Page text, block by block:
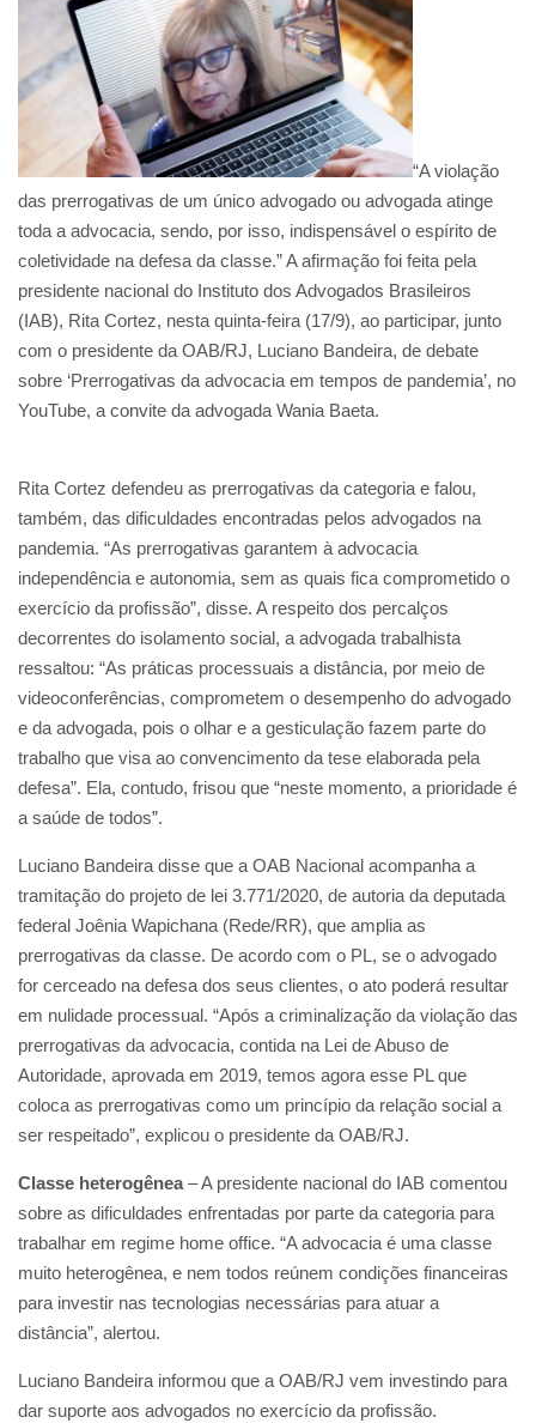
“A violação
das prerrogativas de um único advogado ou advogada atinge
toda a advocacia, sendo, por isso, indispensável o espírito de
coletividade na defesa da classe.” A afirmação foi feita pela
presidente nacional do Instituto dos Advogados Brasileiros
(IAB), Rita Cortez, nesta quinta-feira (17/9), ao participar, junto
com o presidente da OAB/RJ, Luciano Bandeira, de debate
sobre ‘Prerrogativas da advocacia em tempos de pandemia’, no
YouTube, a convite da advogada Wania Baeta.
Rita Cortez defendeu as prerrogativas da categoria e falou,
também, das dificuldades encontradas pelos advogados na
pandemia. “As prerrogativas garantem à advocacia
independência e autonomia, sem as quais fica comprometido o
exercício da profissão”, disse. A respeito dos percalços
decorrentes do isolamento social, a advogada trabalhista
ressaltou: “As práticas processuais a distância, por meio de
videoconferências, comprometem o desempenho do advogado
e da advogada, pois o olhar e a gesticulação fazem parte do
trabalho que visa ao convencimento da tese elaborada pela
defesa”. Ela, contudo, frisou que “neste momento, a prioridade é
a saúde de todos”.
Luciano Bandeira disse que a OAB Nacional acompanha a
tramitação do projeto de lei 3.771/2020, de autoria da deputada
federal Joênia Wapichana (Rede/RR), que amplia as
prerrogativas da classe. De acordo com o PL, se o advogado
for cerceado na defesa dos seus clientes, o ato poderá resultar
em nulidade processual. “Após a criminalização da violação das
prerrogativas da advocacia, contida na Lei de Abuso de
Autoridade, aprovada em 2019, temos agora esse PL que
coloca as prerrogativas como um princípio da relação social a
ser respeitado”, explicou o presidente da OAB/RJ.
Classe heterogênea– A presidente nacional do IAB comentou
sobre as dificuldades enfrentadas por parte da categoria para
trabalhar em regime home office. “A advocacia é uma classe
muito heterogênea, e nem todos reúnem condições financeiras
para investir nas tecnologias necessárias para atuar a
distância”, alertou.
Luciano Bandeira informou que a OAB/RJ vem investindo para
dar suporte aos advogados no exercício da profissão.